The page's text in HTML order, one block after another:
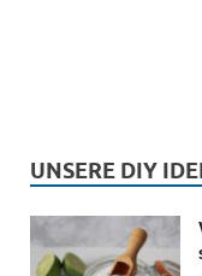
UNSERE DIY